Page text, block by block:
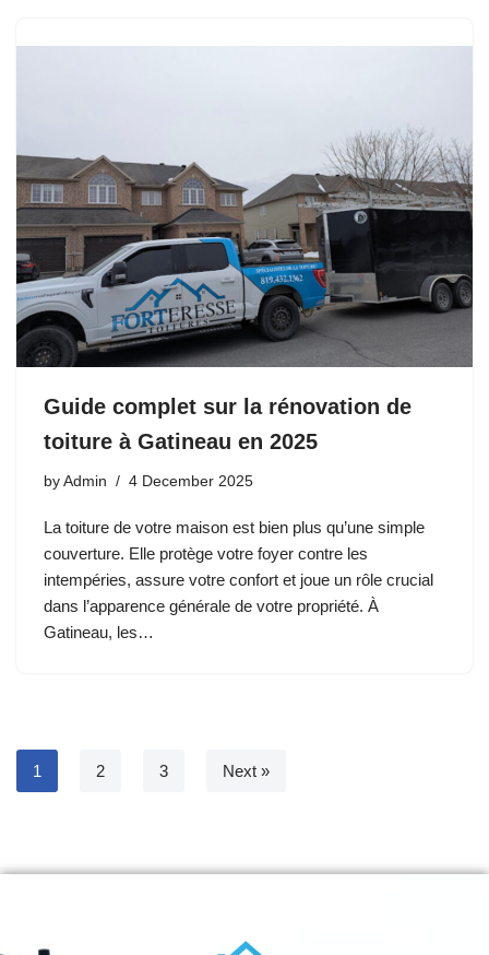
Guide complet sur la rénovation de
toiture à Gatineau en 2025
by Admin 4 December 2025
La toiture de votre maison est bien plus qu’une simple
couverture. Elle protège votre foyer contre les
intempéries, assure votre confort et joue un rôle crucial
dans l’apparence générale de votre propriété. À
Gatineau, les…
1 2 3 Next »